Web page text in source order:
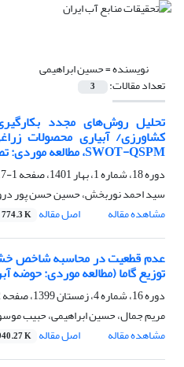
نویسنده =حسین ابراهیمی
تعداد مقالات: 3
تحلیل روش‌های مجدد
کشاورزی/ آبیاری محصولات
SWOT-QSPM، مطالعه موردی: تصفیه‌خانه فاضلاب شهر سبزوار
دوره 18، شماره 1، بهار 1401، صفحه
1-17
سید احمد نوربخش، حسین حسن پور
مشاهده مقاله
اصل مقاله 774.3 K
عدم قطعیت در محاسبه شاخص
توزیع گاما (مطالعه موردی: حوضه
دوره 16، شماره 4، زمستان 1399، صفحه
مریم جمال، حسین ابراهیمی، حبیب
مشاهده مقاله
اصل مقاله K